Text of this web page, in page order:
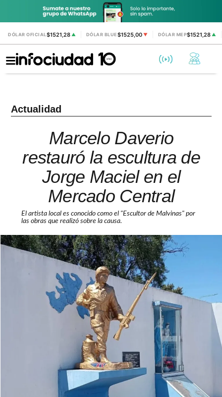
DÓLAR OFICIAL$1521,28 ▲ DÓLAR BLUE$1525,00 ▼ DÓLAR MEP$1521,28▲
Actualidad
Marcelo Daverio
restauró la escultura de
Jorge Maciel en el
Mercado Central
El artista local es conocido como el "Escultor de Malvinas" por
las obras que realizó sobre la causa.